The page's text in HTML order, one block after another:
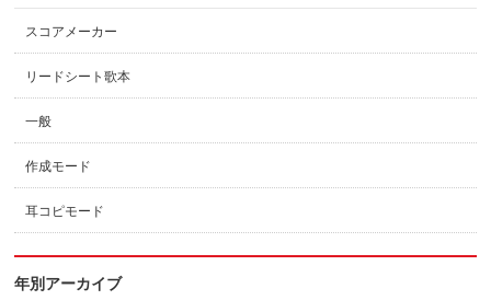
スコアメーカー
リードシート歌本
一般
作成モード
耳コピモード
年別アーカイブ